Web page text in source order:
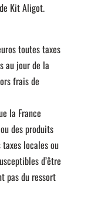
Kit Aligot.
toutes taxes
au jour de la
frais de
la France
des produits
locales ou
d’être
pas du ressort